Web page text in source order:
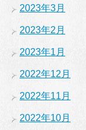
2023年3月
2023年2月
2023年1月
2022年12月
2022年11月
2022年10月